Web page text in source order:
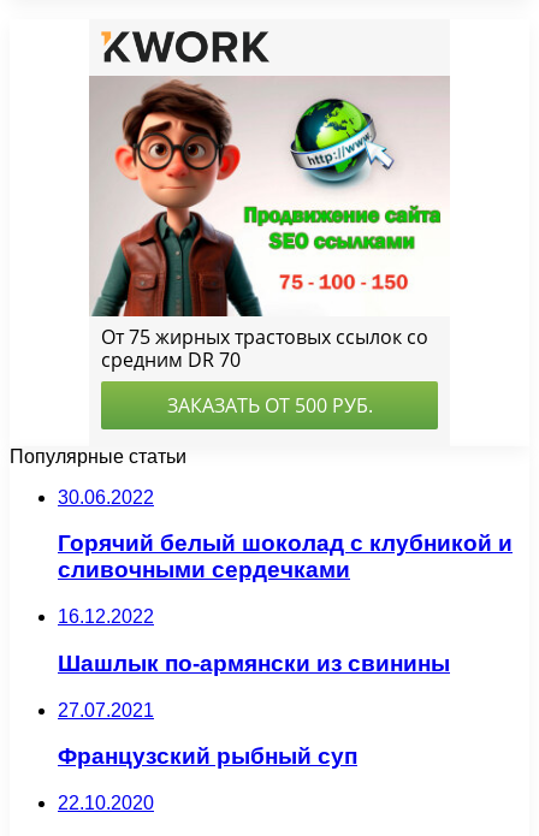
Популярные статьи
30.06.2022
Горячий белый шоколад с клубникой и
сливочными сердечками
16.12.2022
Шашлык по-армянски из свинины
27.07.2021
Французский рыбный суп
22.10.2020